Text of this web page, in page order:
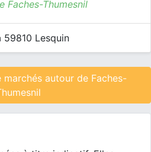
Faches-Thumesnil
59810 Lesquin
marchés autour de Faches-